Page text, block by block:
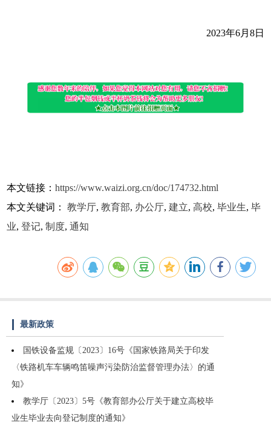
2023年6月8日
本文链接：https://www.waizi.org.cn/doc/174732.html
本文关键词：教学厅,教育部, 办公厅,建立,高校,毕业生,毕
业,登记,制度,通知
最新政策
国铁设备监规〔2023〕16号《国家铁路局关于印发
〈铁路机车车辆鸣笛噪声污染防治监督管理办法〉的通
知》
教学厅〔2023〕5号《教育部办公厅关于建立高校毕
业生毕业去向登记制度的通知》